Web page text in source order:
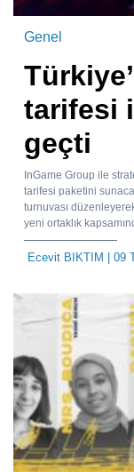
Genel
tarifesi
geçti
InGame Group ile
tarifesi paketini
turnuvası
yeni ortaklık
Ecevit BIKTIM | 09